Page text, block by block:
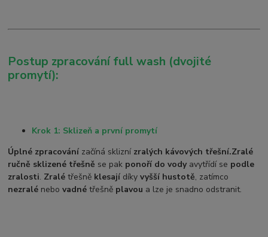
Postup zpracování full wash (dvojité
promytí):
Krok 1: Sklizeň a první promytí
Úplné zpracování začíná sklizní zralých kávových třešní.Zralé
ručně sklizené třešně se pak ponoří do vody avytřídí se podle
zralosti. Zralé třešně klesají díkyvyšší hustotě, zatímco
nezralé nebovadné třešně plavou a lze je snadno odstranit.